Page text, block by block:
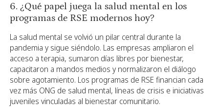
6. ¿Qué papel juega la salud mental en los
programas de RSE modernos hoy?
La salud mental se volvió un pilar central durante la
pandemia y sigue siéndolo. Las empresas ampliaron el
acceso a terapia, sumaron días libres por bienestar,
capacitaron a mandos medios y normalizaron el diálogo
sobre agotamiento. Los programas de RSE financian cada
vez más ONG de salud mental, líneas de crisis e iniciativas
juveniles vinculadas al bienestar comunitario.